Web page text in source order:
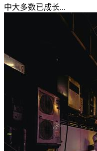
中大多数已成长...